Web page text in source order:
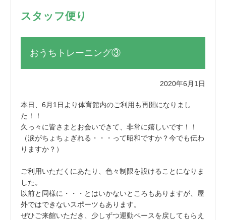
スタッフ便り
おうちトレーニング③
2020年6月1日
本日、6月1日より体育館内のご利用も再開になりまし
た！！
久っ々に皆さまとお会いできて、非常に嬉しいです！！
（涙がちょちょぎれる・・・って昭和ですか？今でも伝わ
りますか？）
ご利用いただくにあたり、色々制限を設けることになりま
した。
以前と同様に・・・とはいかないところもありますが、屋
外ではできないスポーツもあります。
ぜひご来館いただき、少しずつ運動ペースを戻してもらえ